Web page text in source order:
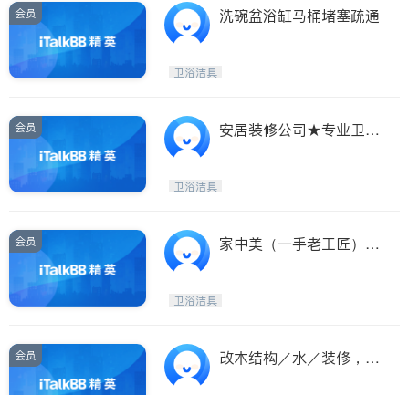
会员 洗碗盆浴缸马桶堵塞疏通
卫浴洁具
会员
安居装修公司★专业卫生
卫浴洁具
会员
家中美（一手老工匠）专
卫浴洁具
会员
改木结构／水／装修，出